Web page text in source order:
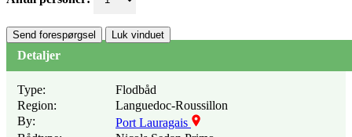
Send forespørgsel Luk vinduet
Detaljer
Type:
Flodbåd
Region:
Languedoc-Roussillon
By:
Port Lauragais